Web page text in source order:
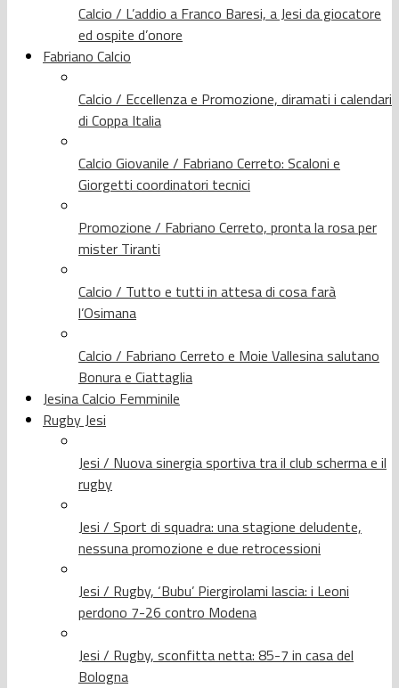
Calcio / L’addio a Franco Baresi, a Jesi da giocatore
ed ospite d’onore
Fabriano Calcio
Calcio / Eccellenza e Promozione, diramati i calendari
di Coppa Italia
Calcio Giovanile / Fabriano Cerreto: Scaloni e
Giorgetti coordinatori tecnici
Promozione / Fabriano Cerreto, pronta la rosa per
mister Tiranti
Calcio / Tutto e tutti in attesa di cosa farà
l’Osimana
Calcio / Fabriano Cerreto e Moie Vallesina salutano
Bonura e Ciattaglia
Jesina Calcio Femminile
Rugby Jesi
Jesi / Nuova sinergia sportiva tra il club scherma e il
rugby
Jesi / Sport di squadra: una stagione deludente,
nessuna promozione e due retrocessioni
Jesi / Rugby, ‘Bubu’ Piergirolami lascia: i Leoni
perdono 7-26 contro Modena
Jesi / Rugby, sconfitta netta: 85-7 in casa del
Bologna